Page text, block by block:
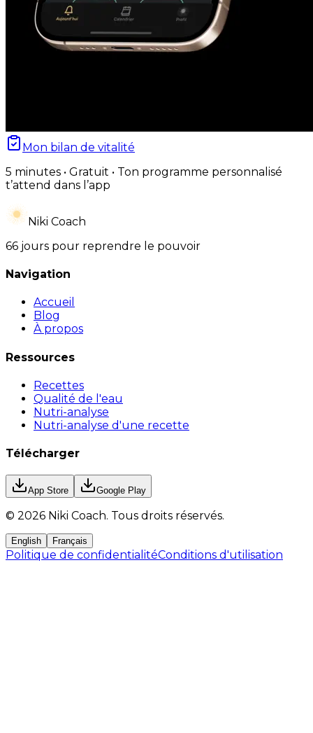
Mon bilan de vitalité
5 minutes • Gratuit • Ton programme personnalisé
t’attend dans l’app
Niki Coach
66 jours pour reprendre le pouvoir
Navigation
Accueil
Blog
À propos
Ressources
Recettes
Qualité de l'eau
Nutri-analyse
Nutri-analyse d'une recette
Télécharger
App Store Google Play
© 2026 Niki Coach. Tous droits réservés.
English Français
Politique de confidentialitéConditions d'utilisation